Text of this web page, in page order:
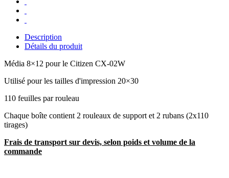
Description
Détails du produit
Média 8×12 pour le Citizen CX-02W
Utilisé pour les tailles d'impression 20×30
110 feuilles par rouleau
Chaque boîte contient 2 rouleaux de support et 2 rubans (2x110
tirages)
Frais de transport sur devis, selon poids et volume de la
commande